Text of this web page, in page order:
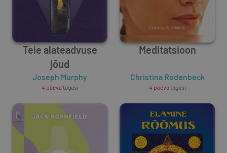
Teie alateadvuse
jõud
Joseph Murphy
4 päevatagasi
Meditatsioon
Christina Rodenbeck
4 päevatagasi